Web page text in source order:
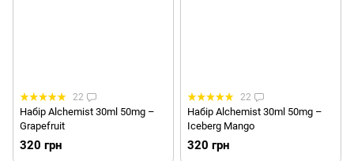
22
Набір Alchemist 30ml 50mg –
Grapefruit
320 грн
22
Набір Alchemist 30ml 50mg –
Iceberg Mango
320 грн